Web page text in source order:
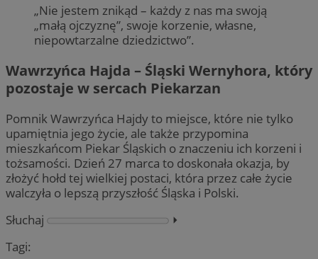
„Nie jestem znikąd – każdy z nas ma swoją
„małą ojczyznę”, swoje korzenie, własne,
niepowtarzalne dziedzictwo”.
Wawrzyńca Hajda – Śląski Wernyhora, który
pozostaje w sercach Piekarzan
Pomnik Wawrzyńca Hajdy to miejsce, które nie tylko
upamiętnia jego życie, ale także przypomina
mieszkańcom Piekar Śląskich o znaczeniu ich korzeni i
tożsamości. Dzień 27 marca to doskonała okazja, by
złożyć hołd tej wielkiej postaci, która przez całe życie
walczyła o lepszą przyszłość Śląska i Polski.
Słuchaj
⏵︎
Tagi: